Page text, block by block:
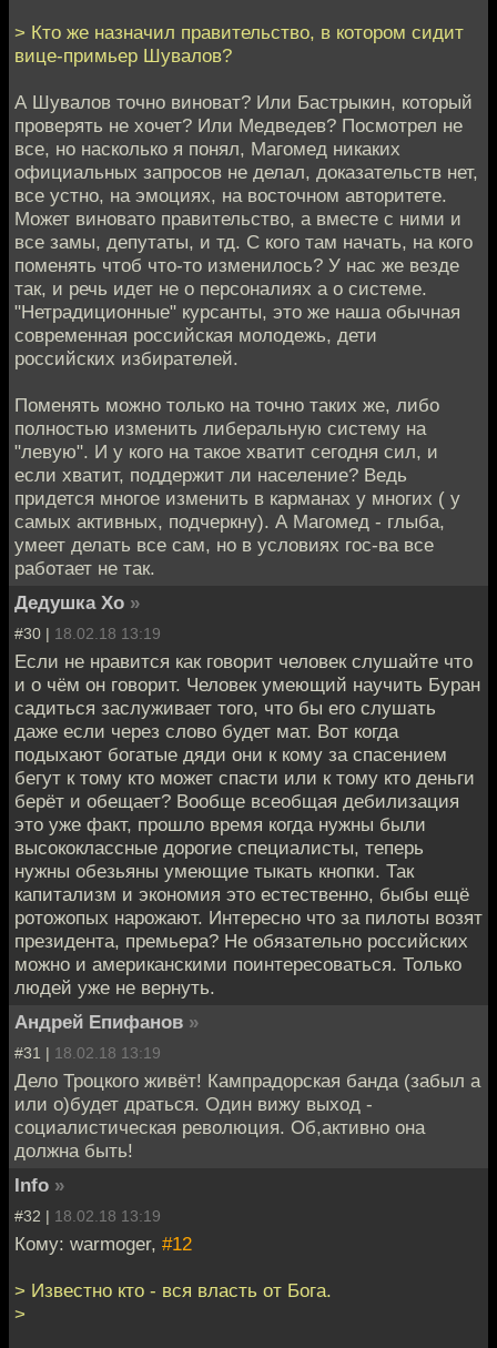
> Кто же назначил правительство, в котором сидит
вице-примьер Шувалов?
А Шувалов точно виноват? Или Бастрыкин, который
проверять не хочет? Или Медведев? Посмотрел не
все, но насколько я понял, Магомед никаких
официальных запросов не делал, доказательств нет,
все устно, на эмоциях, на восточном авторитете.
Может виновато правительство, а вместе с ними и
все замы, депутаты, и тд. С кого там начать, на кого
поменять чтоб что-то изменилось? У нас же везде
так, и речь идет не о персоналиях а о системе.
"Нетрадиционные" курсанты, это же наша обычная
современная российская молодежь, дети
российских избирателей.
Поменять можно только на точно таких же, либо
полностью изменить либеральную систему на
"левую". И у кого на такое хватит сегодня сил, и
если хватит, поддержит ли население? Ведь
придется многое изменить в карманах у многих ( у
самых активных, подчеркну). А Магомед - глыба,
умеет делать все сам, но в условиях гос-ва все
работает не так.
Дедушка Хо »
#30 | 18.02.18 13:19
Если не нравится как говорит человек слушайте что
и о чём он говорит. Человек умеющий научить Буран
садиться заслуживает того, что бы его слушать
даже если через слово будет мат. Вот когда
подыхают богатые дяди они к кому за спасением
бегут к тому кто может спасти или к тому кто деньги
берёт и обещает? Вообще всеобщая дебилизация
это уже факт, прошло время когда нужны были
высококлассные дорогие специалисты, теперь
нужны обезьяны умеющие тыкать кнопки. Так
капитализм и экономия это естественно, быбы ещё
ротожопых нарожают. Интересно что за пилоты возят
президента, премьера? Не обязательно российских
можно и американскими поинтересоваться. Только
людей уже не вернуть.
Андрей Епифанов »
#31 | 18.02.18 13:19
Дело Троцкого живёт! Кампрадорская банда (забыл а
или о)будет драться. Один вижу выход -
социалистическая революция. Об,активно она
должна быть!
Info »
#32 | 18.02.18 13:19
Кому: warmoger, #12
> Известно кто - вся власть от Бога.
>